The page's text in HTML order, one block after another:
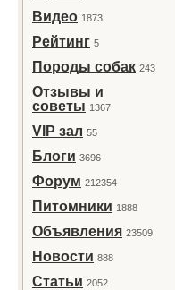
Видео 1873
Рейтинг 5
Породы собак 243
Отзывы и
советы 1367
VIP зал 55
Блоги 3696
Форум 212354
Питомники 1888
Объявления 23509
Новости 888
Статьи 2052